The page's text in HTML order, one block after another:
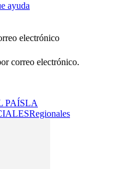
ayuda
electrónico
correo electrónico.
PAÍSLA
Regionales